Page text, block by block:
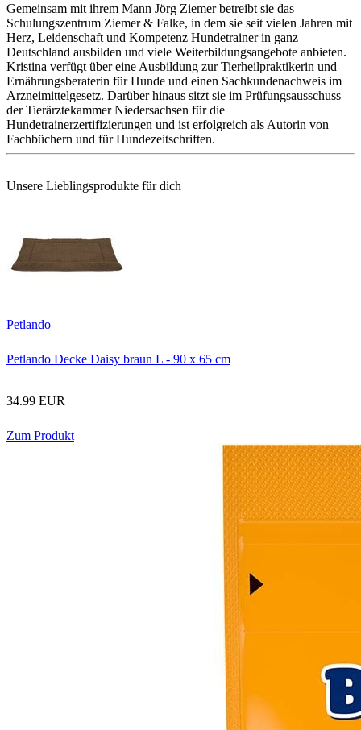
Gemeinsam mit ihrem Mann Jörg Ziemer betreibt sie das
Schulungszentrum Ziemer & Falke, in dem sie seit vielen Jahren mit
Herz, Leidenschaft und Kompetenz Hundetrainer in ganz
Deutschland ausbilden und viele Weiterbildungsangebote anbieten.
Kristina verfügt über eine Ausbildung zur Tierheilpraktikerin und
Ernährungsberaterin für Hunde und einen Sachkundenachweis im
Arzneimittelgesetz. Darüber hinaus sitzt sie im Prüfungsausschuss
der Tierärztekammer Niedersachsen für die
Hundetrainerzertifizierungen und ist erfolgreich als Autorin von
Fachbüchern und für Hundezeitschriften.
Unsere Lieblingsprodukte für dich
Petlando
Petlando Decke Daisy braun L - 90 x 65 cm
34.99 EUR
Zum Produkt